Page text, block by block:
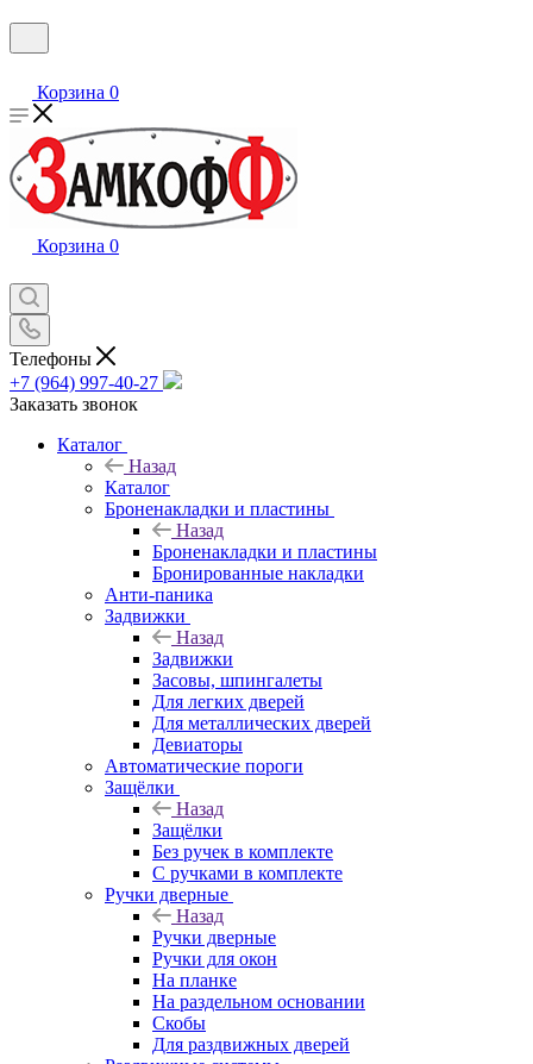
Корзина 0
Корзина 0
Телефоны
+7 (964) 997-40-27
Заказать звонок
Каталог
Назад
Каталог
Броненакладки и пластины
Назад
Броненакладки и пластины
Бронированные накладки
Анти-паника
Задвижки
Назад
Задвижки
Засовы, шпингалеты
Для легких дверей
Для металлических дверей
Девиаторы
Автоматические пороги
Защёлки
Назад
Защёлки
Без ручек в комплекте
С ручками в комплекте
Ручки дверные
Назад
Ручки дверные
Ручки для окон
На планке
На раздельном основании
Скобы
Для раздвижных дверей